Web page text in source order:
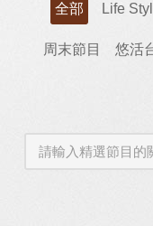
全部 Life
周末節目 悠活